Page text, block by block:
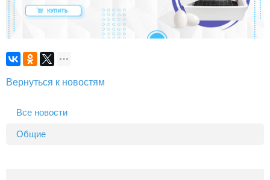
Вернуться к новостям
Все новости
Общие